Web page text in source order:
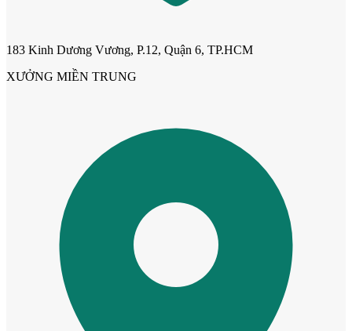
Cửa Nhựa Y@door
183 Kinh Dương Vương, P.12, Quận 6, TP.HCM
XƯỞNG MIỀN TRUNG